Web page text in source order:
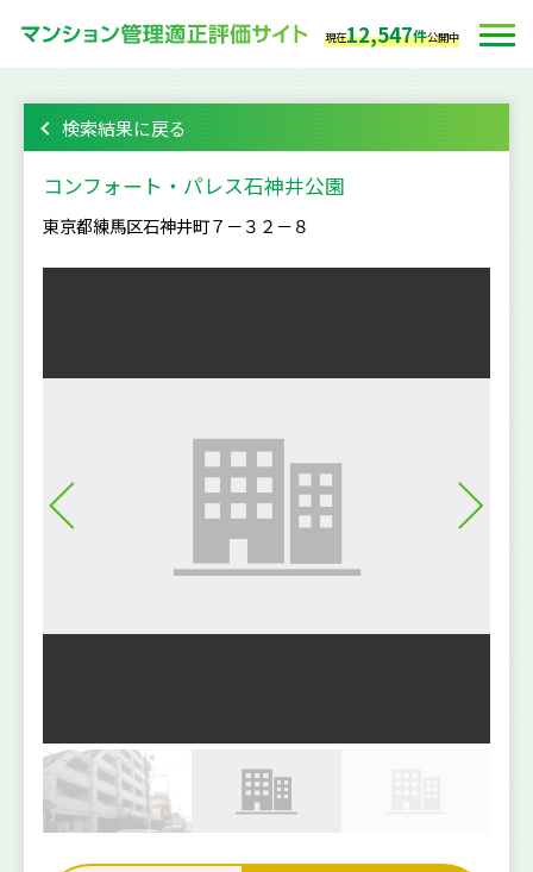
現在12,547件公開中
検索結果に戻る
コンフォート・パレス石神井公園
東京都練馬区石神井町７－３２－８